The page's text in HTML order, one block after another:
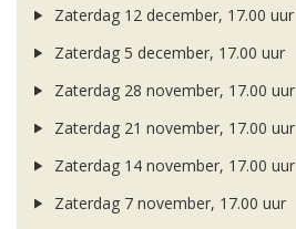
Zaterdag 12 december, 17.00 uur
Zaterdag 5 december, 17.00 uur
Zaterdag 28 november, 17.00 uur
Zaterdag 21 november, 17.00 uur
Zaterdag 14 november, 17.00 uur
Zaterdag 7 november, 17.00 uur